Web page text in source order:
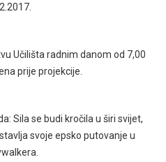
Učilišta radnim danom od 7,00
prije projekcije.
Sila se budi kročila u širi svijet,
svoje epsko putovanje u